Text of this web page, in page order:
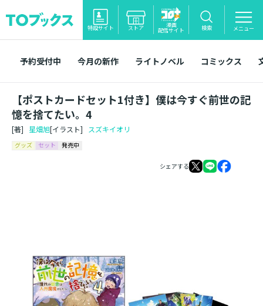
特設サイト ストア 漫画
配信サイト 検索 メニュー
予約受付中 今月の新作 ライトノベル コミックス
【ポストカードセット1付き】僕は今すぐ前世の記
憶を捨てたい。4
[著] 星畑旭[イラスト] スズキイオリ
グッズ セット 発売中
シェアする